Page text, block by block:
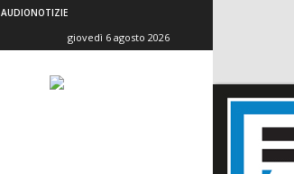
AUDIONOTIZIE
giovedì 6 agosto 2026